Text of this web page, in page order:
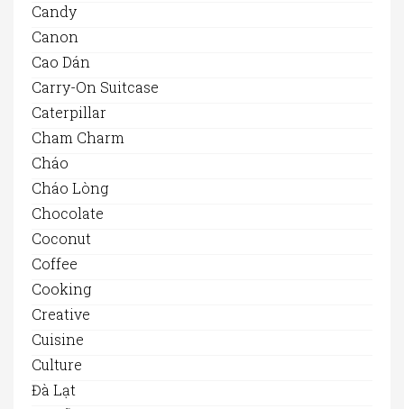
Candy
Canon
Cao Dán
Carry-On Suitcase
Caterpillar
Cham Charm
Cháo
Cháo Lòng
Chocolate
Coconut
Coffee
Cooking
Creative
Cuisine
Culture
Đà Lạt